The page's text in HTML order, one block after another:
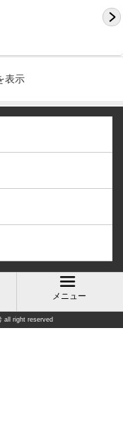
表示
メニュー
all right reserved